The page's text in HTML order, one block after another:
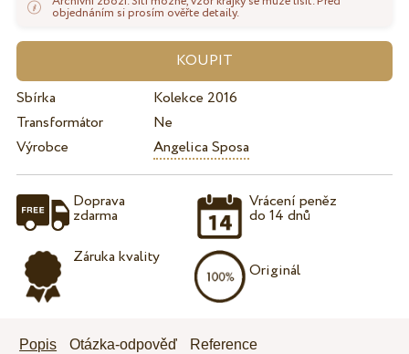
objednáním si prosím ověřte detaily.
Sbírka
Kolekce 2016
Transformátor
Ne
Výrobce
Angelica Sposa
Doprava
zdarma
Záruka kvality
Vrácení peněz
do 14 dnů
Originál
Popis Otázka-odpověď Reference